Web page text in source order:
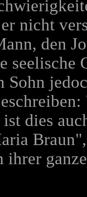
nicht
den
seelische
ist dies
ihrer